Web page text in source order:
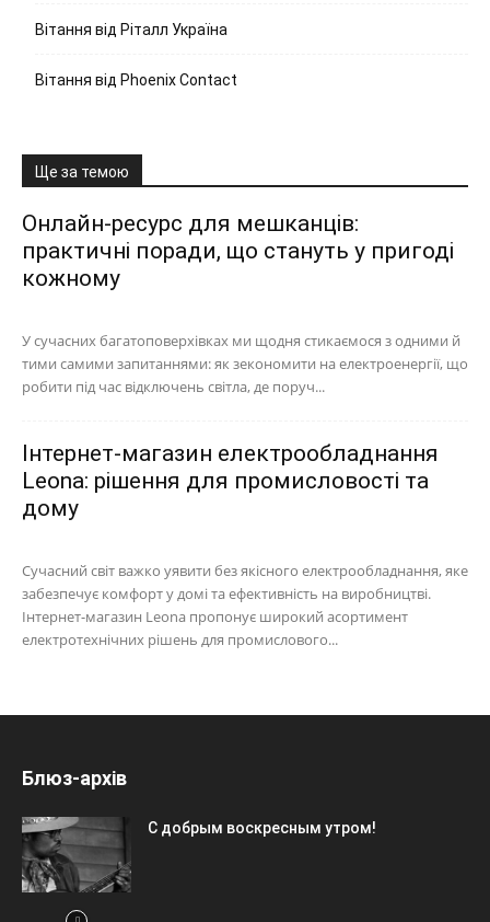
Вітання від Ріталл Україна
Вітання від Phoenix Contact
Ще за темою
Онлайн-ресурс для мешканців:
практичні поради, що стануть у пригоді
кожному
У сучасних багатоповерхівках ми щодня стикаємося з одними й
тими самими запитаннями: як зекономити на електроенергії, що
робити під час відключень світла, де поруч...
Інтернет-магазин електрообладнання
Leona: рішення для промисловості та
дому
Сучасний світ важко уявити без якісного електрообладнання, яке
забезпечує комфорт у домі та ефективність на виробництві.
Інтернет-магазин Leona пропонує широкий асортимент
електротехнічних рішень для промислового...
Блюз-архів
С добрым воскресным утром!